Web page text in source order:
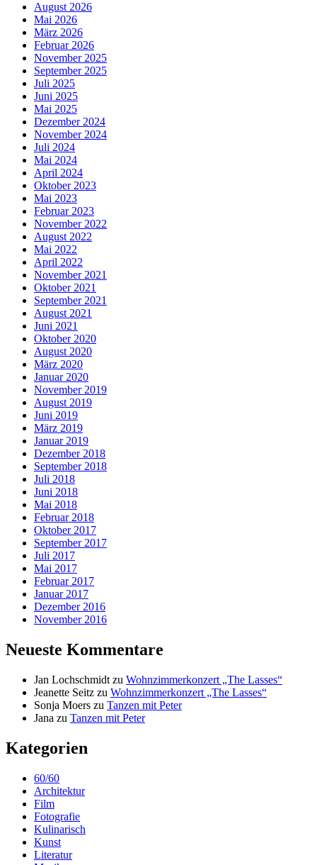
August 2026
Mai 2026
März 2026
Februar 2026
November 2025
September 2025
Juli 2025
Juni 2025
Mai 2025
Dezember 2024
November 2024
Juli 2024
Mai 2024
April 2024
Oktober 2023
Mai 2023
Februar 2023
November 2022
August 2022
Mai 2022
April 2022
November 2021
Oktober 2021
September 2021
August 2021
Juni 2021
Oktober 2020
August 2020
März 2020
Januar 2020
November 2019
August 2019
Juni 2019
März 2019
Januar 2019
Dezember 2018
September 2018
Juli 2018
Juni 2018
Mai 2018
Februar 2018
Oktober 2017
September 2017
Juli 2017
Mai 2017
Februar 2017
Januar 2017
Dezember 2016
November 2016
Neueste Kommentare
Jan Lochschmidt zu Wohnzimmerkonzert „The Lasses“
Jeanette Seitz zu Wohnzimmerkonzert „The Lasses“
Sonja Moers zu Tanzen mit Peter
Jana zu Tanzen mit Peter
Kategorien
60/60
Architektur
Film
Fotografie
Kulinarisch
Kunst
Literatur